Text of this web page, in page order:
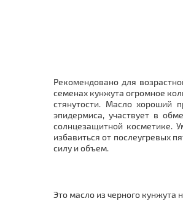
Рекомендовано для
семенах кунжута огромное
стянутости. Масло хороший
эпидермиса, участвует в
солнцезащитной косметике.
избавиться от послеугревых
силу и объем.
Это масло из черного